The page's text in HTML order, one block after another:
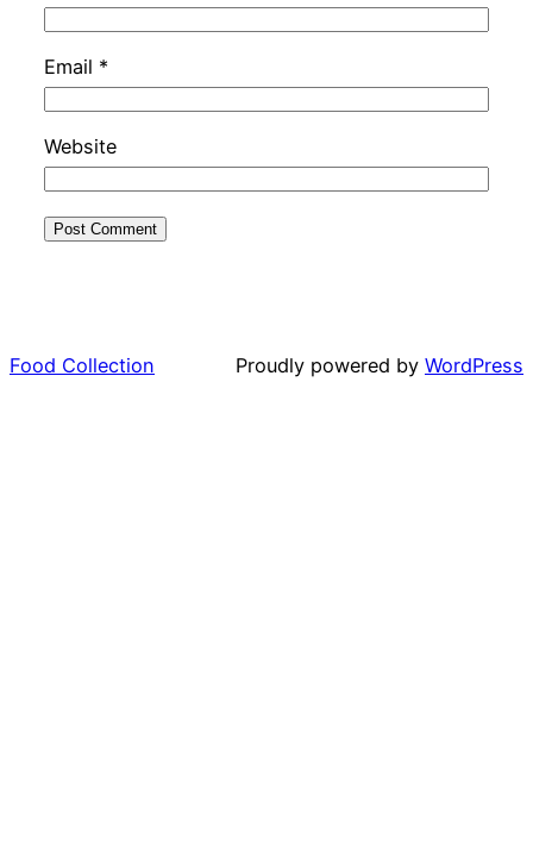
Email *
Website
Food Collection Proudly powered by WordPress